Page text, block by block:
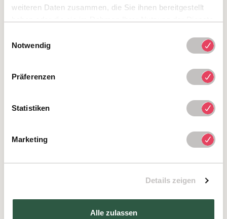
weiteren Daten zusammen, die Sie ihnen bereitgestellt
Notwendig
Präferenzen
Statistiken
Marketing
Details zeigen
Alle zulassen
Das ist mir wichtig:
Extra ruhiges Zimmer
Buchen ohne Kreditkarte
Ich erkläre mich einverstanden, dass meine Daten
zum Zweck der Bearbeitung meiner Anfrage